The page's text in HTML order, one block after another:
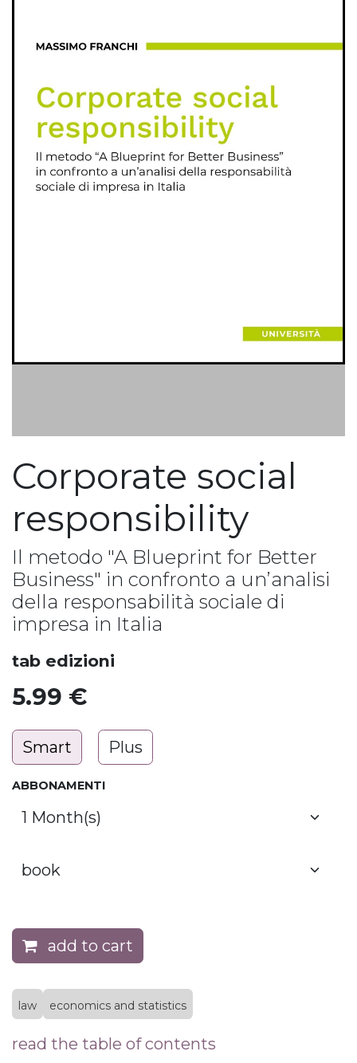
Corporate social
responsibility
Il metodo "A Blueprint for Better
Business" in confronto a un’analisi
della responsabilità sociale di
impresa in Italia
tab edizioni
5.99 €
Smart Plus
ABBONAMENTI
add to cart
law economics and statistics
read the table of contents